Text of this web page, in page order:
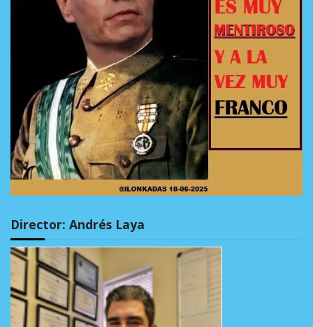
Director: Andrés Laya